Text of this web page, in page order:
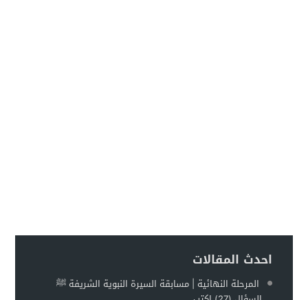
احدث المقالات
المرحلة النهائية | مسابقة السيرة النبوية الشريفة ﷺ